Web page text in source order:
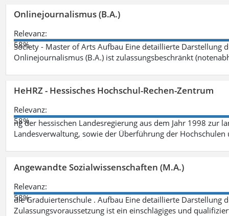
Onlinejournalismus (B.A.)
Relevanz:
58%
Society - Master of Arts Aufbau Eine detaillierte Darstellung
Onlinejournalismus (B.A.) ist zulassungsbeschränkt
HeHRZ - Hessisches Hochschul-Rechen-Zentrum
Relevanz:
58%
ng der hessischen Landesregierung aus dem Jahr 1998 zur
Landesverwaltung, sowie der Überführung der
Angewandte Sozialwissenschaften (M.A.)
Relevanz:
58%
die Graduiertenschule . Aufbau Eine detaillierte Darstellung
Zulassungsvoraussetzung ist ein einschlägiges und